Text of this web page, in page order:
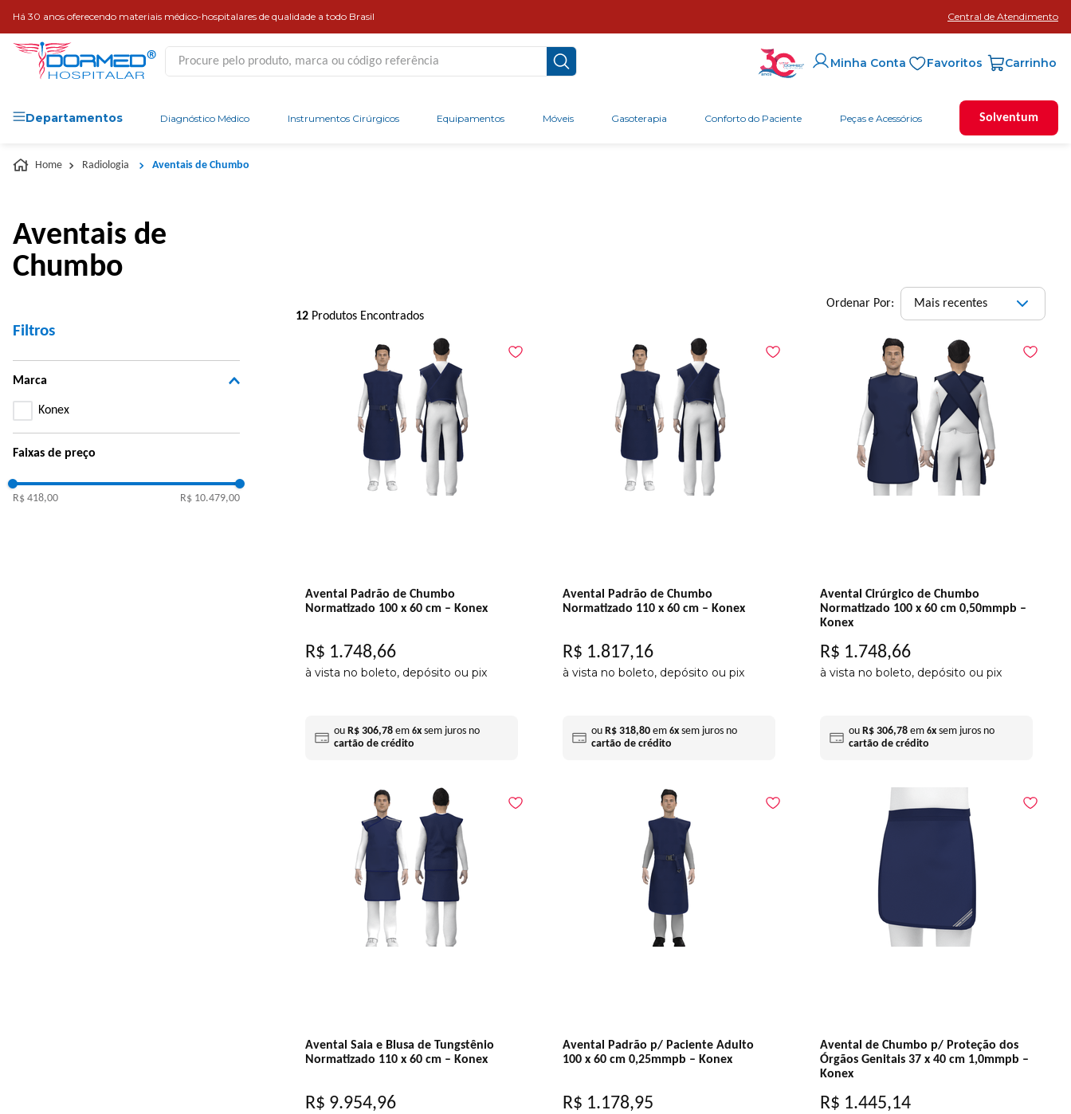
Há 30 anos oferecendo materiais médico-hospitalares de qualidade a todo Brasil Central de Atendimento
Procure pelo produto, marca ou código referência
Minha Conta Favoritos
Departamentos Diagnóstico Médico Instrumentos Cirúrgicos Equipamentos Móveis Gasoterapia Conforto do Paciente Peças e Acessórios Solventum
Radiologia Aventais de Chumbo
Aventais de
Chumbo
Filtros
Marca
Konex
Faixas de preço
R$ 418,00 R$ 10.479,00
12 Produtos Encontrados
Mais recentes
Avental Padrão de Chumbo
Normatizado 100 x 60 cm – Konex
R$ 1.748,66
à vista no boleto, depósito ou pix
ou R$ 306,78em 6xsem juros no
cartão de crédito
Avental Padrão de Chumbo
Normatizado 110 x 60 cm – Konex
R$ 1.817,16
à vista no boleto, depósito ou pix
ou R$ 318,80em 6xsem juros no
cartão de crédito
Avental Cirúrgico de Chumbo
Normatizado 100 x 60 cm 0,50mmpb –
Konex
R$ 1.748,66
à vista no boleto, depósito ou pix
ou R$ 306,78em 6xsem juros no
cartão de crédito
Avental Saia e Blusa de Tungstênio
Normatizado 110 x 60 cm – Konex
R$ 9.954,96
Avental Padrão p/ Paciente Adulto
100 x 60 cm 0,25mmpb – Konex
R$ 1.178,95
Avental de Chumbo p/ Proteção dos
Órgãos Genitais 37 x 40 cm 1,0mmpb –
Konex
R$ 1.445,14